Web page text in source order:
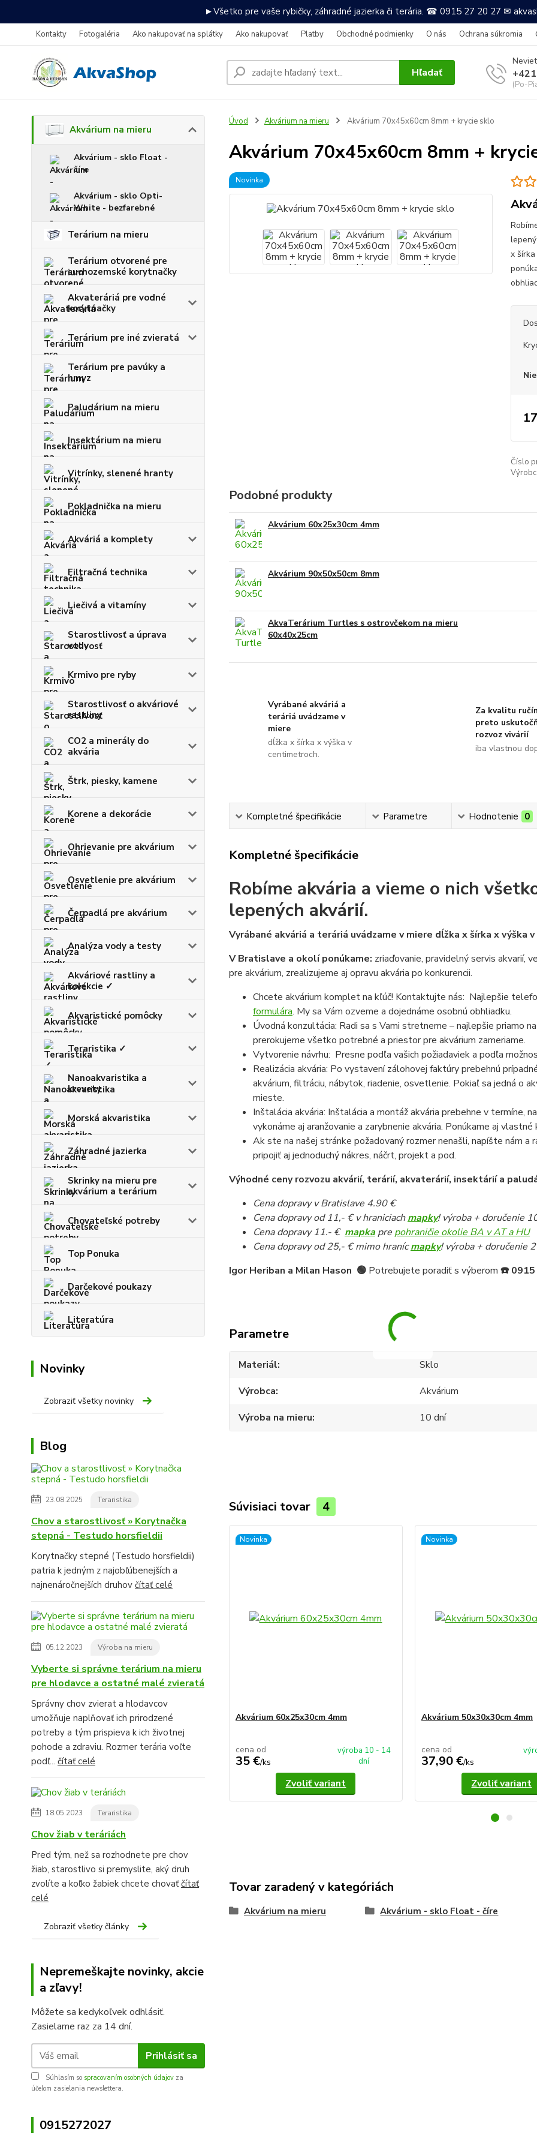
►Všetko pre vaše rybičky, záhradné jazierka či terária. ☎ 0915 27 20 27 ✉
Kontakty Fotogaléria Ako nakupovať na splátky Ako nakupovať Platby Obchodné podmienky O nás Ochrana súkromia
Hľadať
(Po-
Akvárium na mieru
Akvárium - sklo Float -
číre
Akvárium - sklo Opti-
White - bezfarebné
Terárium na mieru
Terárium otvorené pre
suchozemské korytnačky
Akvateráriá pre vodné
korytnačky
Terárium pre iné zvieratá
Terárium pre pavúky a
hmyz
Paludárium na mieru
Insektárium na mieru
Vitrínky, slenené hranty
Pokladnička na mieru
Akváriá a komplety
Filtračná technika
Liečivá a vitamíny
Starostlivosť a úprava
vody
Krmivo pre ryby
Starostlivosť o akváriové
rastliny
CO2 a minerály do
akvária
Štrk, piesky, kamene
Korene a dekorácie
Ohrievanie pre akvárium
Osvetlenie pre akvárium
Čerpadlá pre akvárium
Analýza vody a testy
Akváriové rastliny a
kolekcie ✓
Akvaristické pomôcky
Teraristika ✓
Nanoakvaristika a
krevety
Morská akvaristika
Záhradné jazierka
Skrinky na mieru pre
akvárium a terárium
Chovateľské potreby
Top Ponuka
Darčekové poukazy
Literatúra
Novinky
Zobraziť všetky novinky
Blog
23.08.2025 Teraristika
Chov a starostlivosť » Korytnačka
stepná - Testudo horsfieldii
Korytnačky stepné (Testudo horsfieldii)
patria k jedným z najobľúbenejších a
najnenáročnejších druhov čítať celé
05.12.2023 Výroba na mieru
Vyberte si správne terárium na mieru
pre hlodavce a ostatné malé zvieratá
Správny chov zvierat a hlodavcov
umožňuje naplňovať ich prirodzené
potreby a tým prispieva k ich životnej
pohode a zdraviu. Rozmer terária voľte
podľ... čítať celé
18.05.2023 Teraristika
Chov žiab v teráriách
Pred tým, než sa rozhodnete pre chov
žiab, starostlivo si premyslite, aký druh
zvolíte a koľko žabiek chcete chovaťčítať
celé
Zobraziť všetky články
Nepremeškajte novinky, akcie
a zľavy!
Môžete sa kedykoľvek odhlásiť.
Zasielame raz za 14 dní.
Prihlásiť sa
Súhlasím so spracovaním osobných údajov za
účelom zasielania newslettera.
0915272027
Úvod Akvárium na mieru Akvárium 70x45x60cm 8mm + krycie sklo
Akvárium 70x45x60cm 8mm +
Novinka
x
Číslo
Podobné produkty
Akvárium 60x25x30cm 4mm
Akvárium 90x50x50cm 8mm
AkvaTerárium Turtles s ostrovčekom na mieru
60x40x25cm
Vyrábané akváriá a
teráriá uvádzame v
miere
dĺžka x šírka x výška v
centimetroch.
Za kvalitu
preto
rozvoz vivárií
iba vlastnou
Kompletné špecifikácie Parametre Hodnotenie 0
Kompletné špecifikácie
Robíme akvária a vieme o nich
lepených akvárií.
Vyrábané akváriá a teráriá uvádzame v miere dĺžka x šírka x výška
V Bratislave a okolí ponúkame: zriaďovanie, pravidelný servis akvarií,
pre akvárium, zrealizujeme aj opravu akvária po konkurencii.
Chcete akvárium komplet na kľúč! Kontaktujte nás: Najlepšie
formulára. My sa Vám ozveme a dojednáme osobnú obhliadku.
Úvodná konzultácia: Radi sa s Vami stretneme – najlepšie priamo
prerokujeme všetko potrebné a priestor pre akvárium zameriame.
Vytvorenie návrhu: Presne podľa vašich požiadaviek a podľa
Realizácia akvária: Po vystavení zálohovej faktúry prebehnú
akvárium, filtráciu, nábytok, riadenie, osvetlenie. Pokiaľ sa jedná o
mieste.
Inštalácia akvária: Inštalácia a montáž akvária prebehne v termíne,
vykonáme aj aranžovanie a zarybnenie akvária. Ponúkame aj
Ak ste na našej stránke požadovaný rozmer nenašli, napíšte nám
pripojiť aj jednoduchý nákres, náčrt, projekt a pod.
Výhodné ceny rozvozu akvárií, terárií, akvaterárií, insektárií a
Cena dopravy v Bratislave 4.90 €
Cena dopravy od 11,- € v hraniciachmapky! výroba + doručenie
Cena dopravy 11.- € mapkapre pohraničie okolie BA v AT a HU
Cena dopravy od 25,- € mimo hranícmapky! výroba + doručenie
Igor Heriban a Milan Hason 🟢 Potrebujete poradiť s výberom ☎️
Parametre
Materiál
Sklo
Výrobca
Akvárium
Výroba na mieru
10 dní
Súvisiaci tovar 4
Novinka
Akvárium 60x25x30cm 4mm
cena od
35 €/ks
výroba 10 - 14
dní
Zvoliť variant
Novinka
Akvárium 50x30x30cm 4mm
cena od
37,90 €/ks
Zvoliť variant
Tovar zaradený v kategóriách
Akvárium na mieru Akvárium - sklo Float - číre